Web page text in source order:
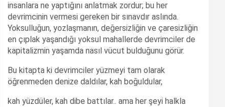
insanlara ne yaptığını anlatmak zordur; bu her
devrimcinin vermesi gereken bir sınavdır aslında.
Yoksulluğun, yozlaşmanın, değersizliğin ve çaresizliğin
en çıplak yaşandığı yoksul mahallerde devrimciler de
kapitalizmin yaşamda nasıl vücut bulduğunu görür.
Bu kitapta ki devrimciler yüzmeyi tam olarak
öğrenmeden denize daldılar, kah boğuldular,
kah yüzdüler, kah dibe battılar.. ama her şeyi halkla